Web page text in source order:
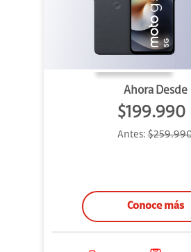
Ahora Desde
$199.990
Antes:
Conoce más